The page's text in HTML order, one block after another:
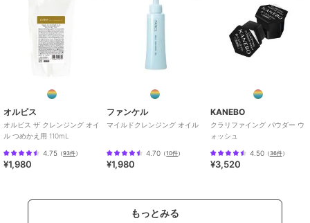
オルビス
オルビス ザ クレンジング オイ
ル つめかえ用 110mL
4.75 （93件）
¥1,980
ファンケル
マイルドクレンジング オイル
4.70 （10件）
¥1,980
KANEBO
クラリファイング パウダー ウ
ォッシュ
4.50（36件）
¥3,520
もっとみる